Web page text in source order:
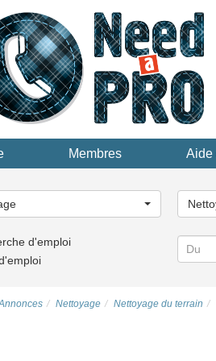
Membres Aide
une
d'emploi
Nettoyage Nettoyage du terrain